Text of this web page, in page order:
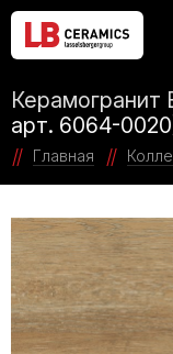
Керамогранит
арт. 6064-
Главная